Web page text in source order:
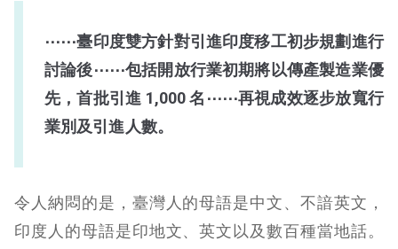
⋯⋯臺印度雙方針對引進印度移工初步規劃進行
討論後⋯⋯包括開放行業初期將以傳產製造業優
先，首批引進 1,000 名⋯⋯再視成效逐步放寬行
業別及引進人數。
令人納悶的是，臺灣人的母語是中文、不諳英文，
印度人的母語是印地文、英文以及數百種當地話。